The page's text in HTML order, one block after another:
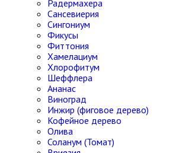
Радермахера
Сансевиерия
Сингониум
Фикусы
Фиттония
Хамелациум
Хлорофитум
Шеффлера
Ананас
Виноград
Инжир (фиговое дерево)
Кофейное дерево
Олива
Соланум (Томат)